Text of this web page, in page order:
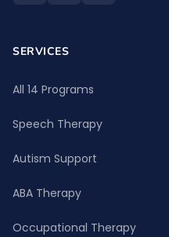
SERVICES
All 14 Programs
Speech Therapy
Autism Support
ABA Therapy
Occupational Therapy